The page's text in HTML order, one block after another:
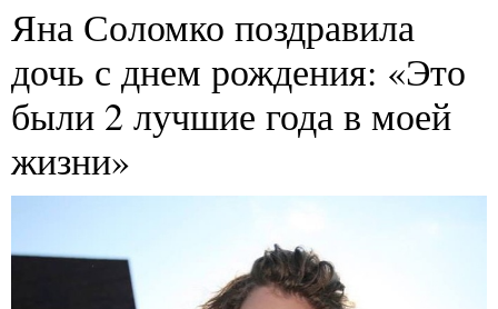
Яна Соломко поздравила
дочь с днем рождения: «Это
были 2 лучшие года в моей
жизни»